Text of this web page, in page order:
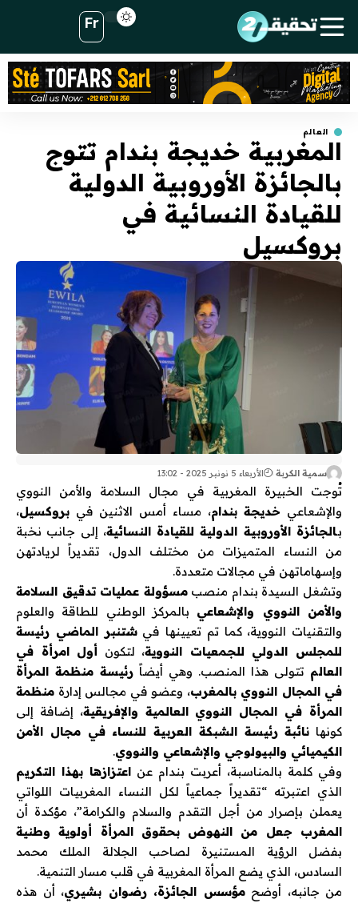
Fr
العالم
المغربية خديجة بندام تتوج
بالجائزة الأوروبية الدولية
للقيادة النسائية في
بروكسيل
سمية الكربة الأربعاء 5 نونبر 2025 - 13:02
تُوجت الخبيرة المغربية في مجال السلامة والأمن النووي
والإشعاعي خديجة بندام، مساء أمس الاثنين في بروكسيل،
بـالجائزة الأوروبية الدولية للقيادة النسائية، إلى جانب نخبة
من النساء المتميزات من مختلف الدول، تقديراً لريادتهن
وإسهاماتهن في مجالات متعددة.
وتشغل السيدة بندام منصبمسؤولة عمليات تدقيق السلامة
والأمن النووي والإشعاعي بالمركز الوطني للطاقة والعلوم
والتقنيات النووية، كما تم تعيينها فيشتنبر الماضي رئيسة
للمجلس الدولي للجمعيات النووية، لتكون أول امرأة في
العالم تتولى هذا المنصب. وهي أيضاً رئيسة منظمة المرأة
في المجال النووي بالمغرب، وعضو في مجالس إدارة منظمة
المرأة في المجال النووي العالمية والإفريقية، إضافة إلى
كونها نائبة رئيسة الشبكة العربية للنساء في مجال الأمن
الكيميائي والبيولوجي والإشعاعي والنووي.
وفي كلمة بالمناسبة، أعربت بندام عن اعتزازها بهذا التكريم
الذي اعتبرته “تقديراً جماعياً لكل النساء المغربيات اللواتي
يعملن بإصرار من أجل التقدم والسلام والكرامة”، مؤكدة أن
المغرب جعل من النهوض بحقوق المرأة أولوية وطنية
بفضل الرؤية المستنيرة لصاحب الجلالة الملك محمد
السادس، الذي يضع المرأة المغربية في قلب مسار التنمية.
من جانبه، أوضحمؤسس الجائزة، رضوان بشيري، أن هذه